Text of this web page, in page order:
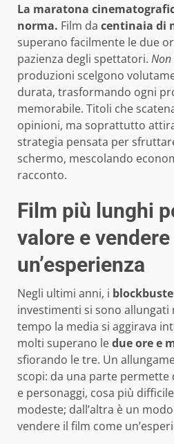
La maratona
norma. Film da centinaia di
superano facilmente le due
pazienza degli spettatori. Non
produzioni scelgono
durata, trasformando ogni
memorabile. Titoli che
opinioni, ma soprattutto
strategia pensata per
schermo, mescolando
racconto.
Film più lunghi
valore e vendere
un’esperienza
Negli ultimi anni, i
investimenti si sono allungati
tempo la media si aggirava
molti superano ledue ore e
sfiorando le tre. Un
scopi: da una parte
e personaggi, cosa più
modeste; dall’altra è un
vendere il film come